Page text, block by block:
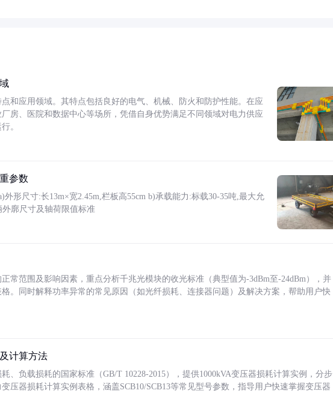
和应用领域。其特点包括良好的电气、机械、防火和防护性能。在应
房、医院和数据中心等场所，凭借自身优势满足不同领域对电力供应
。
参数
外形尺寸:长13m×宽2.45m,栏板高55cm b)承载能力:标载30-35吨,最大允
廓尺寸及轴荷限值标准
常范围及影响因素，重点分析千兆光模块的收光标准（典型值为-3dBm至-24dBm），并
。同时解释功率异常的常见原因（如光纤损耗、连接器问题）及解决方案，帮助用户快
计算方法
、负载损耗的国家标准（GB/T 10228-2015），提供1000kVA变压器损耗计算实例，分步
压器损耗计算实例表格，涵盖SCB10/SCB13等常见型号参数，指导用户快速掌握变压器